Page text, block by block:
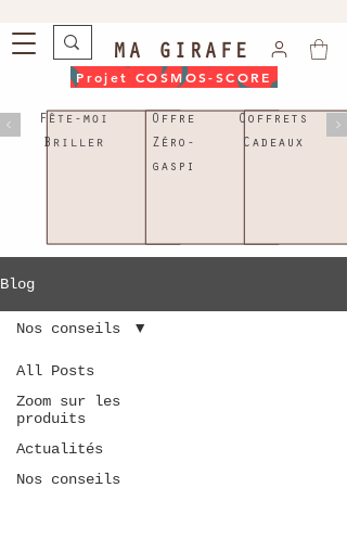
Fête-moi
Briller
Offre
Zéro-
gaspi
Coffrets
Cadeaux
MA GIRAFE
Projet COSMOS-SCORE
Blog
All Posts
Zoom sur les
produits
Actualités
Nos conseils
Nos conseils